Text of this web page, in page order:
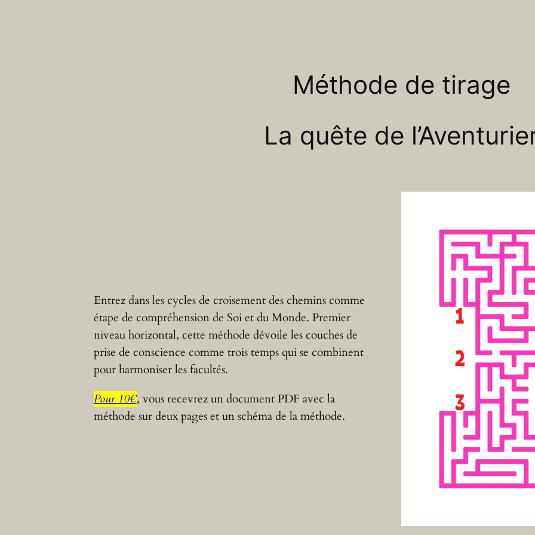
Méthode de tirage
La quête de
Entrez dans les cycles de croisement des chemins comme
étape de compréhension de Soi et du Monde. Premier
niveau horizontal, cette méthode dévoile les couches de
prise de conscience comme trois temps qui se combinent
pour harmoniser les facultés.
Pour 10€, vous recevrez un document PDF avec la
méthode sur deux pages et un schéma de la méthode.